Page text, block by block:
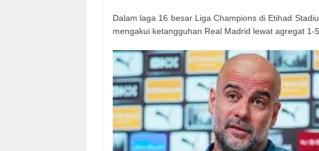
Dalam laga 16 besar Liga Champions di Etihad
mengakui ketangguhan Real Madrid lewat agregat 1-5.